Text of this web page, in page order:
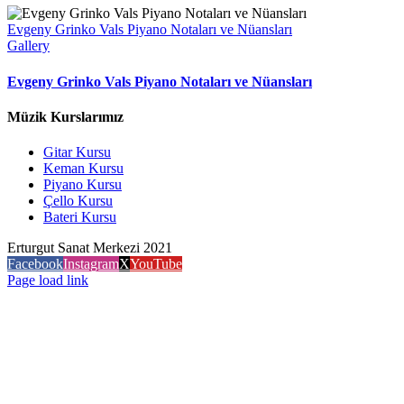
Evgeny Grinko Vals Piyano Notaları ve Nüansları
Gallery
Evgeny Grinko Vals Piyano Notaları ve Nüansları
Müzik Kurslarımız
Gitar Kursu
Keman Kursu
Piyano Kursu
Çello Kursu
Bateri Kursu
Erturgut Sanat Merkezi 2021
FacebookInstagramXYouTube
Page load link